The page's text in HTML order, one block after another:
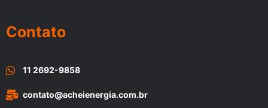
Contato
11 2692-9858
contato@acheienergia.com.br